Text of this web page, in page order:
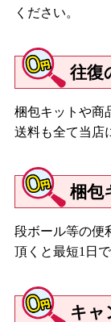
【２０１３年】
ニフィーク/ネオ
ジアンドスパイ
ペニープレシャ
ードサース/ネオ
イス ハイホーマ
ロクイー
ネオブライス グ
ィコットンキャン
ークレット/ネオ
ライス レジーナ
ください。
往復
梱包キットや商
送料も全て当店
梱包
段ボール等の便
頂くと最短1日
キャ